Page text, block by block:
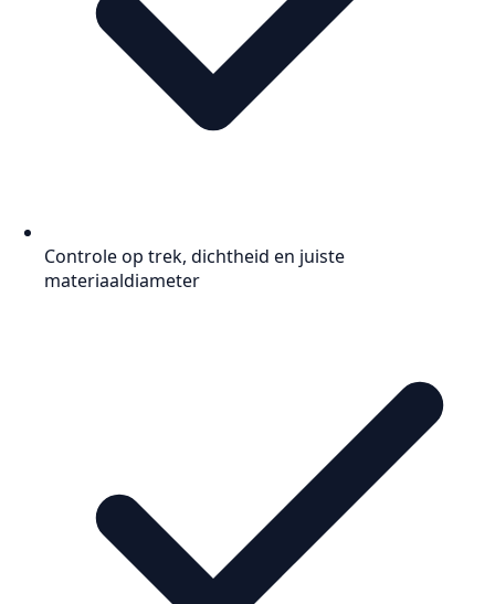
Controle op trek, dichtheid en juiste
materiaaldiameter